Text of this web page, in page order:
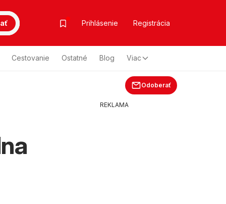
Prihlásenie Registrácia
Cestovanie Ostatné Blog Viac
Odoberať
REKLAMA